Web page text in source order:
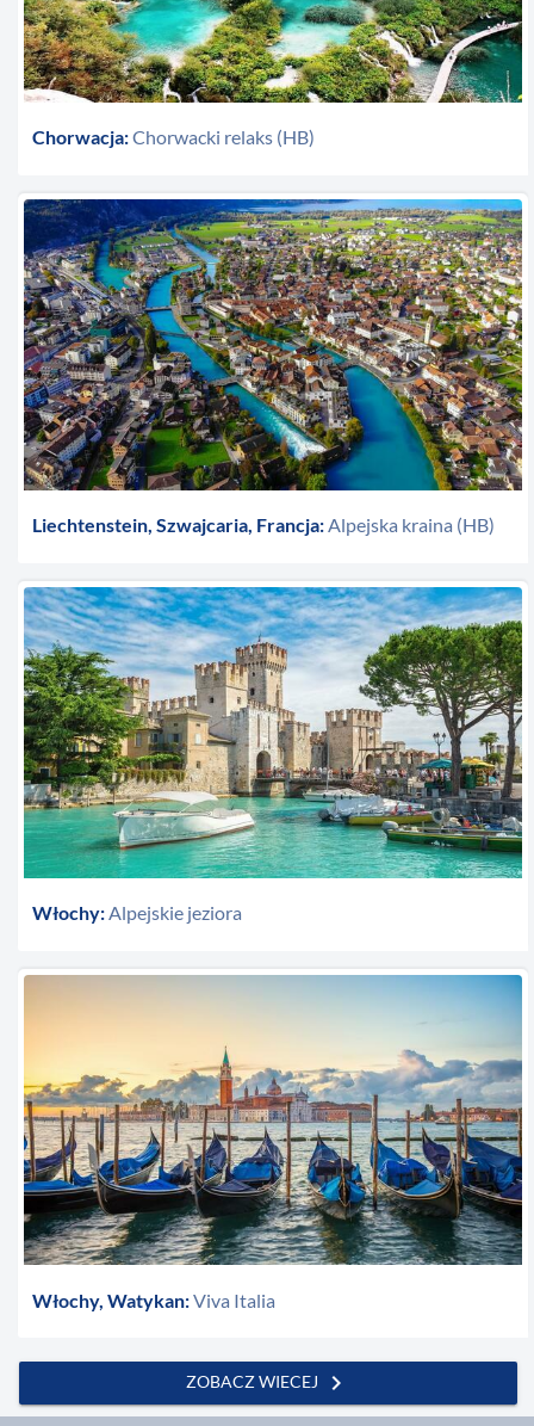
Chorwacja:Chorwacki relaks (HB)
Liechtenstein, Szwajcaria, Francja:Alpejska kraina (HB)
Włochy:Alpejskie jeziora
Włochy, Watykan:Viva Italia
ZOBACZ WIECEJ chevron_right